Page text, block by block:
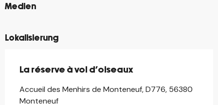
Medien
©
Lokalisierung
La réserve à vol d'oiseaux
Accueil des Menhirs de Monteneuf, D776, 56380
Monteneuf